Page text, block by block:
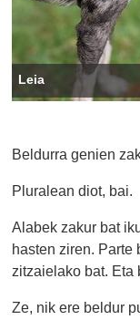
Leia
Beldurra genien
Pluralean diot, bai.
Alabek zakur bat
hasten ziren. Parte
zitzaielako bat. Eta
Ze, nik ere beldur